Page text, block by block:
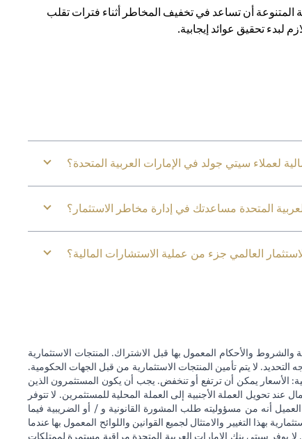
أن تساعد في تخفيف المخاطر أثناء فترات تقلب
لبدء تحقيق عوائد إيجابية.
لعملاء سيتي جولد في الإمارات العربية المتحدة؟
المتحدة مساعدتك في إدارة مخاطر الاستثمار؟
العالمي جزء من عملية الاستشارات المالية؟
والأحكام المعمول بها قبل الاشتراك. المنتجات الاستثمارية
لا يتم تأمين المنتجات الاستثمارية من قبل الجهات الحكومية.
الأسعار يمكن أن ترتفع أو تنخفض. يجب أن يكون المستثمرون الذين
العملة الأجنبية إلى العملة المحلية للمستثمرين. لا تتوفر
أنه من مسؤوليته طلب المشورة القانونية و / أو الضريبية فيما
بهذا التغيير والامتثال لجميع القوانين واللوائح المعمول بها عندما
يوفر سيتي بنك الإمارات العربية المتحدة مراقبة مستمرة لممتلكات